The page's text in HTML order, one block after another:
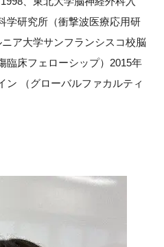
学研究所（衝撃波医療応用研
ア大学サンフランシスコ校脳
臨床フェローシップ）2015年
ン （グローバルファカルティ